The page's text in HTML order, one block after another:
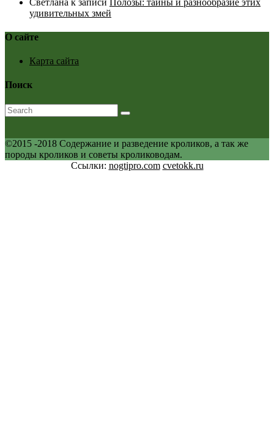
удивительных змей
О сайте
Карта сайта
Поиск
©2015 -2018 Содержание и разведение кроликов, а так же
породы кроликов и советы кролиководам.
Ссылки: nogtipro.com cvetokk.ru